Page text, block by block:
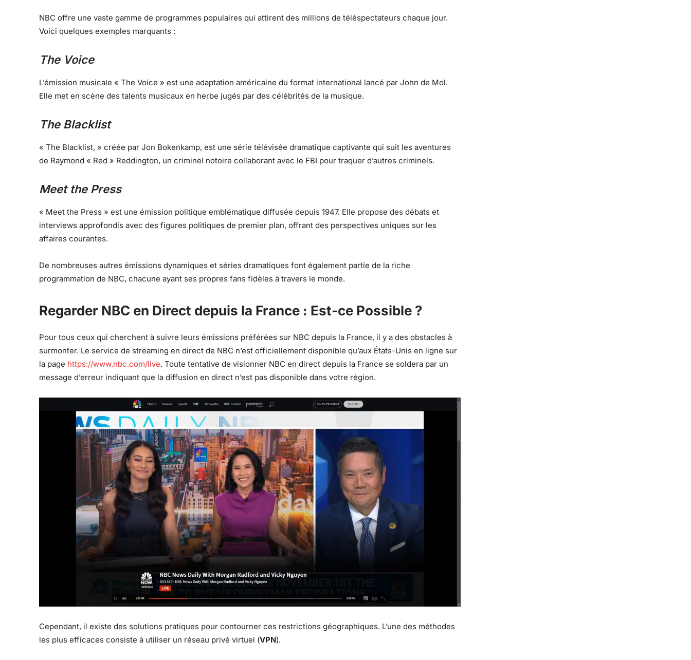
NBC offre une vaste gamme de programmes populaires qui attirent des millions de téléspectateurs chaque jour.
Voici quelques exemples marquants :
The Voice
L’émission musicale « The Voice » est une adaptation américaine du format international lancé par John de Mol.
Elle met en scène des talents musicaux en herbe jugés par des célébrités de la musique.
The Blacklist
« The Blacklist, » créée par Jon Bokenkamp, est une série télévisée dramatique captivante qui suit les aventures
de Raymond « Red » Reddington, un criminel notoire collaborant avec le FBI pour traquer d’autres criminels.
Meet the Press
« Meet the Press » est une émission politique emblématique diffusée depuis 1947. Elle propose des débats et
interviews approfondis avec des figures politiques de premier plan, offrant des perspectives uniques sur les
affaires courantes.
De nombreuses autres émissions dynamiques et séries dramatiques font également partie de la riche
programmation de NBC, chacune ayant ses propres fans fidèles à travers le monde.
Regarder NBC en Direct depuis la France : Est-ce Possible ?
Pour tous ceux qui cherchent à suivre leurs émissions préférées sur NBC depuis la France, il y a des obstacles à
surmonter. Le service de streaming en direct de NBC n’est officiellement disponible qu’aux États-Unis en ligne sur
la page https://www.nbc.com/live. Toute tentative de visionner NBC en direct depuis la France se soldera par un
message d’erreur indiquant que la diffusion en direct n’est pas disponible dans votre région.
Cependant, il existe des solutions pratiques pour contourner ces restrictions géographiques. L’une des méthodes
les plus efficaces consiste à utiliser un réseau privé virtuel (VPN).